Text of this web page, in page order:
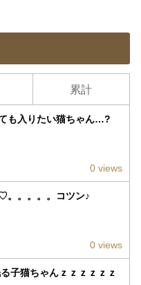
累計
も入りたい猫ちゃん…?
0 views
。。。。。コツン♪
0 views
子猫ちゃんｚｚｚｚｚｚ